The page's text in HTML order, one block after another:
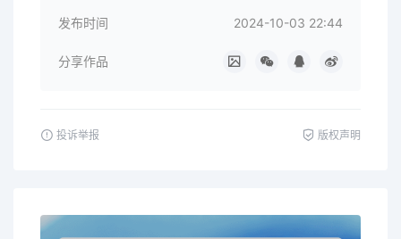
发布时间 2024-10-03 22:44
分享作品
投诉举报 版权声明